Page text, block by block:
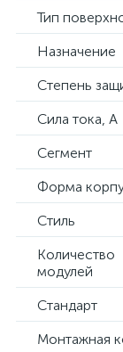
Тип
Назначение
Степень
Сила тока, А
Сегмент
Форма
Стиль
Количество
модулей
Стандарт
Монтажная